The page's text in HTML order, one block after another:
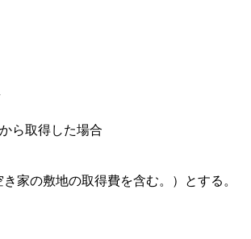
ら取得した場合
家の敷地の取得費を含む。）とする。